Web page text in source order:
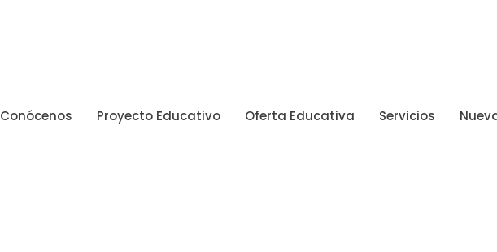
Conócenos Proyecto Educativo Oferta Educativa Servicios